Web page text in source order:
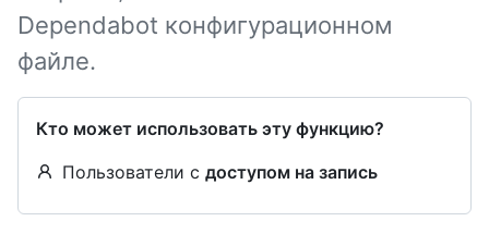
Dependabot конфигурационном
файле.
Кто может использовать эту функцию?
Пользователи с доступом на запись